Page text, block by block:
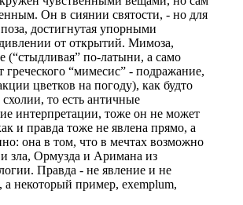
Он в сиянии святости, - но для
поза, достигнутая упорными
от открытий. Мимоза,
(“стыдливая” по-латыни, а само
греческого “мимесис” - подражание,
цветков на погоду), как будто
схолии, то есть античные
интерпретации, тоже он не может
и правда тоже не явлена прямо, а
она в том, что в мечтах возможно
зла, Ормузда и Аримана из
Правда - не явление и не
некоторый пример, exemplum,